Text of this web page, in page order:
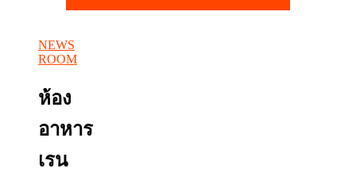
NEWS
ROOM
ห้อง
อาหาร
เรน